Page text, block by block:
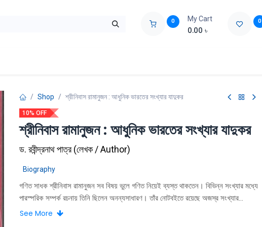
0 My Cart
0.00 ৳
0
Shop শ্রীনিবাস রামানুজন : আধুনিক ভারতের সংখ্যার যাদুকর
10% OFF
শ্রীনিবাস রামানুজন : আধুনিক ভারতের সংখ্যার যাদুকর
ড. রবীন্দ্রনাথ পাত্র(লেখক / Author)
Biography
গণিত সাধক শ্রীনিবাস রামানুজন সব বিষয় ভুলে গণিত নিয়েই ব্যস্ত থাকতেন। বিভিন্ন সংখ্যার মধ্যে
পারস্পরিক সম্পর্ক রচনায় তিনি ছিলেন অনন্যসাধারণ। তাঁর নোটবইতে রয়েছে অজস্র সংখ্যার
উদাহরণ। সংখ্যার জাদুকর নিজের খেয়ালে অদ্ভুত সব খেলা খেলেছেন। তাঁর ম্যাজিক বর্গের পরিকল্পনা
See More